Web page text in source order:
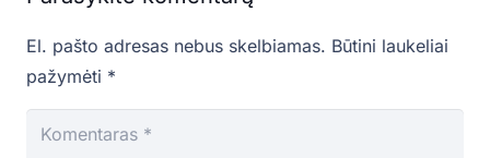
El. pašto adresas nebus skelbiamas. Būtini laukeliai
pažymėti *